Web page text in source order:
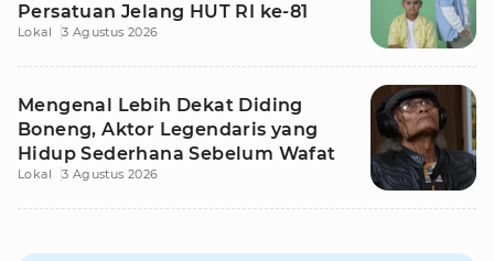
Persatuan Jelang HUT RI ke-81
Lokal 3 Agustus 2026
Mengenal Lebih Dekat Diding
Boneng, Aktor Legendaris yang
Hidup Sederhana Sebelum Wafat
Lokal 3 Agustus 2026